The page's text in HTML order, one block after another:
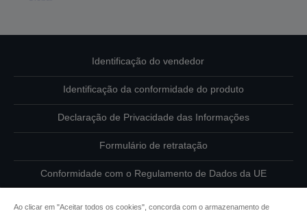
Identificação do vendedor
Identificação da conformidade do produto
Declaração de Privacidade das Informações
Formulário de retratação
Conformidade com o Regulamento de Dados da UE
Ao clicar em "Aceitar todos os cookies", concorda com o armazenamento de